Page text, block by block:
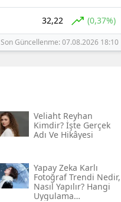
32,22 (0,37%)
Son Güncellenme: 07.08.2026 18:10
Veliaht Reyhan
Kimdir? İşte Gerçek
Adı Ve Hikâyesi
Yapay Zeka Karlı
Fotoğraf Trendi Nedir,
Nasıl Yapılır? Hangi
Uygulama